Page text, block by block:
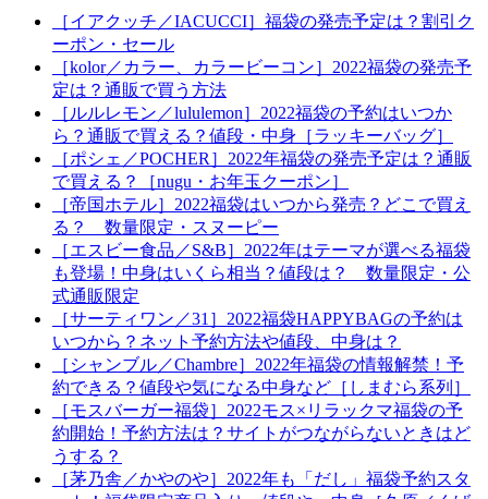
［イアクッチ／IACUCCI］福袋の発売予定は？割引ク
ーポン・セール
［kolor／カラー、カラービーコン］2022福袋の発売予
定は？通販で買う方法
［ルルレモン／lululemon］2022福袋の予約はいつか
ら？通販で買える？値段・中身［ラッキーバッグ］
［ポシェ／POCHER］2022年福袋の発売予定は？通販
で買える？［nugu・お年玉クーポン］
［帝国ホテル］2022福袋はいつから発売？どこで買え
る？ 数量限定・スヌーピー
［エスビー食品／S&B］2022年はテーマが選べる福袋
も登場！中身はいくら相当？値段は？ 数量限定・公
式通販限定
［サーティワン／31］2022福袋HAPPYBAGの予約は
いつから？ネット予約方法や値段、中身は？
［シャンブル／Chambre］2022年福袋の情報解禁！予
約できる？値段や気になる中身など［しまむら系列］
［モスバーガー福袋］2022モス×リラックマ福袋の予
約開始！予約方法は？サイトがつながらないときはど
うする？
［茅乃舎／かやのや］2022年も「だし」福袋予約スタ